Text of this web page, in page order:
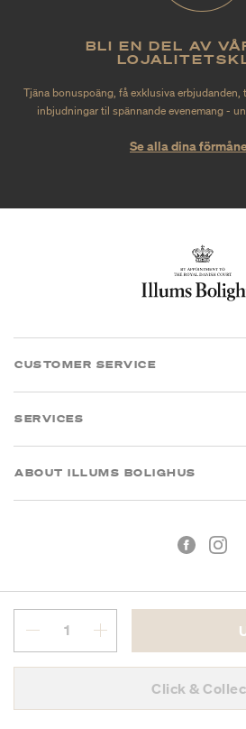
Click &
BLI EN DEL AV
Tjäna bonuspoäng, få exklusiva
inbjudningar til spännande evenemang -
Se alla dina
CUSTOMER SERVICE
SERVICES
ABOUT ILLUMS BOLIGHUS
Org.nr: 55681353-